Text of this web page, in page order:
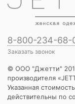
8-800-234-68-
Заказать звонок
© ООО "Джетти"
производителя
Указанная
действительны по